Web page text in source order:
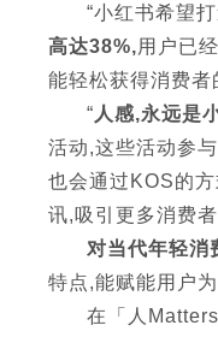
“小红书希望
高达38%,用户已
能轻松获得消费者
“ 人感,永远是
活动,这些活动参
也会通过KOS的
讯,吸引更多消费
对当代年轻消
特点,能赋能用户
在「人